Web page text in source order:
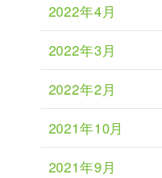
2022年4月
2022年3月
2022年2月
2021年10月
2021年9月